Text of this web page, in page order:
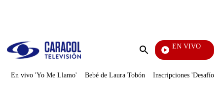
Enviar
EN VIVO
En vivo 'Yo Me Llamo' Bebé de Laura Tobón Inscripciones 'Desafío'